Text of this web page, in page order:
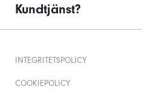
Kundtjänst?
INTEGRITETSPOLICY
COOKIEPOLICY